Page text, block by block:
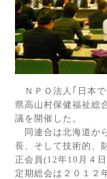
ＮＰＯ法人｢日本で
県高山村保健福祉総
議を開催した。
同連合は北海道か
長、そして技術的、
正会員 (12年10 月４
定期総会は２０１２